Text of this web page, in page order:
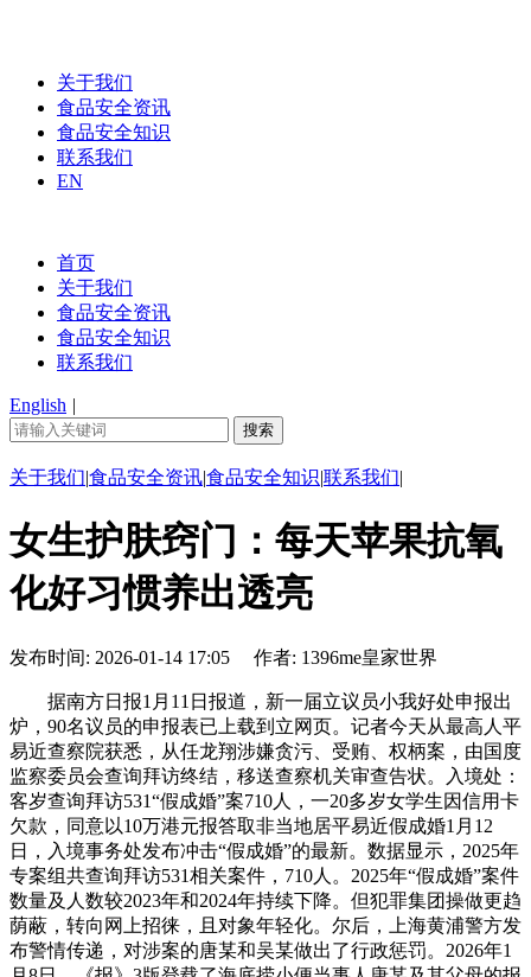
关于我们
食品安全资讯
食品安全知识
联系我们
EN
首页
关于我们
食品安全资讯
食品安全知识
联系我们
English |
关于我们|食品安全资讯|食品安全知识|联系我们|
女生护肤窍门：每天苹果抗氧
化好习惯养出透亮
发布时间: 2026-01-14 17:05 作者: 1396me皇家世界
据南方日报1月11日报道，新一届立议员小我好处申报出
炉，90名议员的申报表已上载到立网页。记者今天从最高人平
易近查察院获悉，从任龙翔涉嫌贪污、受贿、权柄案，由国度
监察委员会查询拜访终结，移送查察机关审查告状。入境处：
客岁查询拜访531“假成婚”案710人，一20多岁女学生因信用卡
欠款，同意以10万港元报答取非当地居平易近假成婚1月12
日，入境事务处发布冲击“假成婚”的最新。数据显示，2025年
专案组共查询拜访531相关案件，710人。2025年“假成婚”案件
数量及人数较2023年和2024年持续下降。但犯罪集团操做更趋
荫蔽，转向网上招徕，且对象年轻化。尔后，上海黄浦警方发
布警情传递，对涉案的唐某和吴某做出了行政惩罚。2026年1